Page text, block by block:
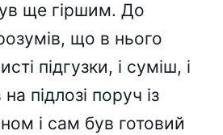
ще гіршим. До
що в нього
підгузки, і суміш, і
підлозі поруч із
і сам був готовий